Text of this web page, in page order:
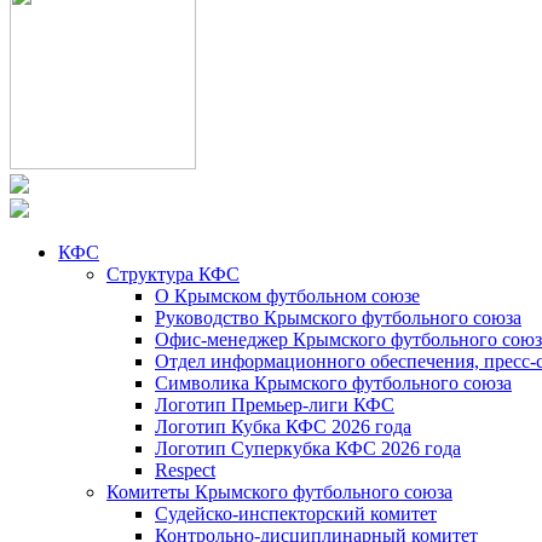
КФС
Структура КФС
О Крымском футбольном союзе
Руководство Крымского футбольного союза
Офис-менеджер Крымского футбольного
Отдел информационного обеспечения, пресс-
Символика Крымского футбольного союза
Логотип Премьер-лиги КФС
Логотип Кубка КФС 2026 года
Логотип Суперкубка КФС 2026 года
Respect
Комитеты Крымского футбольного союза
Судейско-инспекторский комитет
Контрольно-дисциплинарный комитет